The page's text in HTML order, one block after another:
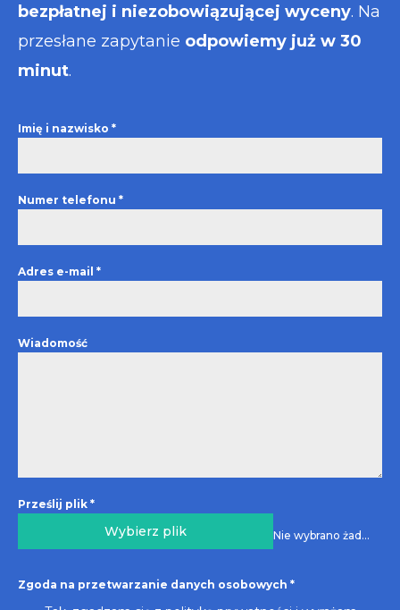
bezpłatnej i niezobowiązującej wyceny. Na
przesłane zapytanie odpowiemy już w 30
minut.
Imię i nazwisko *
Numer telefonu *
Adres e-mail *
Wiadomość
Prześlij plik *
Wybierz plik Nie wybrano żadnego pliku
Zgoda na przetwarzanie danych osobowych *